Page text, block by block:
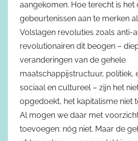
aangekomen. Hoe terecht is het
gebeurtenissen aan te merken
Volslagen revoluties zoals anti-
revolutionairen dit beogen –
veranderingen van de gehele
maatschappijstructuur, politiek,
sociaal en cultureel – zijn het
opgedoekt, het kapitalisme niet
Al mogen we daar met
toevoegen: nóg niet. Maar de